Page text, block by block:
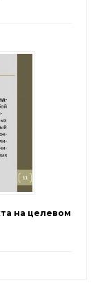
на целевом